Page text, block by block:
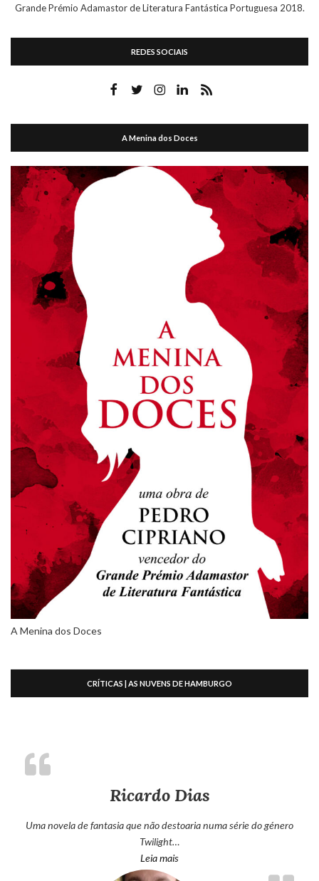
Grande Prémio Adamastor de Literatura Fantástica Portuguesa 2018.
REDES SOCIAIS
A Menina dos Doces
A Menina dos Doces
CRÍTICAS | AS NUVENS DE HAMBURGO
Ricardo Dias
Uma novela de fantasia que não destoaria numa série do género
Twilight…
Leia mais“Ricardo Dias”